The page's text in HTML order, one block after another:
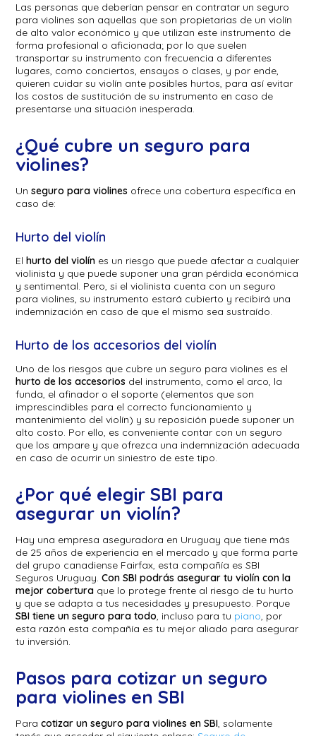
Las personas que deberían pensar en contratar un seguro
para violines son aquellas que son propietarias de un violín
de alto valor económico y que utilizan este instrumento de
forma profesional o aficionada; por lo que suelen
transportar su instrumento con frecuencia a diferentes
lugares, como conciertos, ensayos o clases, y por ende,
quieren cuidar su violín ante posibles hurtos, para así evitar
los costos de sustitución de su instrumento en caso de
presentarse una situación inesperada.
¿Qué cubre un seguro para
violines?
Unseguro para violines ofrece una cobertura específica en
caso de:
Hurto del violín
Elhurto del violín es un riesgo que puede afectar a cualquier
violinista y que puede suponer una gran pérdida económica
y sentimental. Pero, si el violinista cuenta con un seguro
para violines, su instrumento estará cubierto y recibirá una
indemnización en caso de que el mismo sea sustraído.
Hurto de los accesorios del violín
Uno de los riesgos que cubre un seguro para violines es el
hurto de los accesorios del instrumento, como el arco, la
funda, el afinador o el soporte (elementos que son
imprescindibles para el correcto funcionamiento y
mantenimiento del violín) y su reposición puede suponer un
alto costo. Por ello, es conveniente contar con un seguro
que los ampare y que ofrezca una indemnización adecuada
en caso de ocurrir un siniestro de este tipo.
¿Por qué elegir SBI para
asegurar un violín?
Hay una empresa aseguradora en Uruguay que tiene más
de 25 años de experiencia en el mercado y que forma parte
del grupo canadiense Fairfax, esta compañía es SBI
Seguros Uruguay.Con SBI podrás asegurar tu violín con la
mejor cobertura que lo protege frente al riesgo de tu hurto
y que se adapta a tus necesidades y presupuesto. Porque
SBI tiene un seguro para todo, incluso para tu piano, por
esta razón esta compañía es tu mejor aliado para asegurar
tu inversión.
Pasos para cotizar un seguro
para violines en SBI
Paracotizar un seguro para violines en SBI, solamente